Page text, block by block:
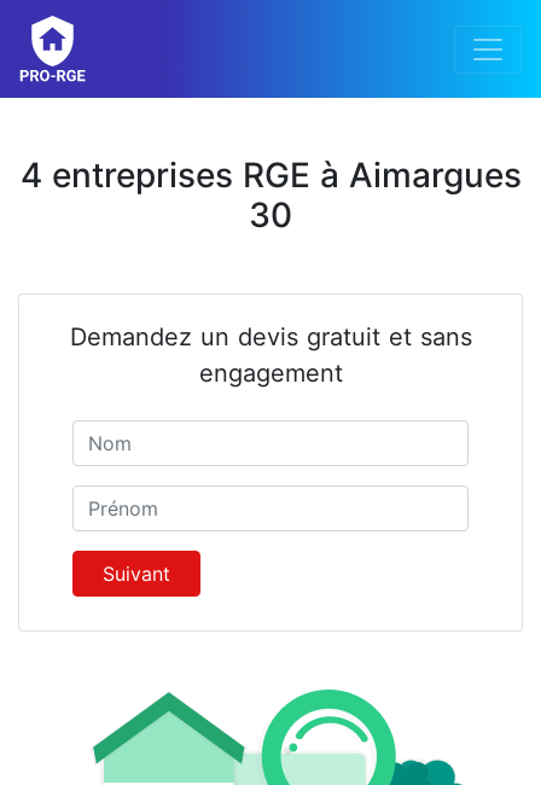
4 entreprises RGE à Aimargues
30
Demandez un devis gratuit et sans
engagement
Prénom
Suivant